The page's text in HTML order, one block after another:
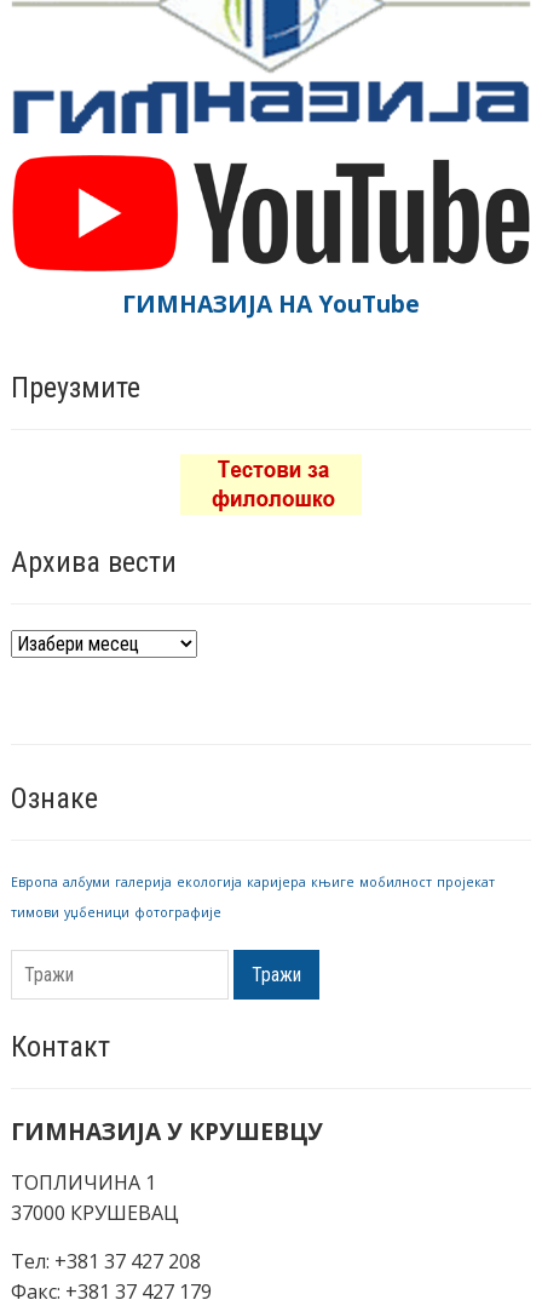
ГИМНАЗИЈА НА YouTube
Преузмите
Архива вести
Архива
Ознаке
Европа албуми галерија екологија каријера књиге мобилност пројекат
тимови уџбеници фотографије
Тражи
Контакт
ГИМНАЗИЈА У КРУШЕВЦУ
ТОПЛИЧИНА 1
37000 КРУШЕВАЦ
Тел: +381 37 427 208
Факс: +381 37 427 179